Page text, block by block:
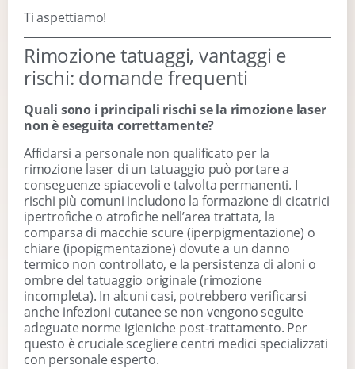
Ti aspettiamo!
Rimozione tatuaggi, vantaggi e
rischi: domande frequenti
Quali sono i principali rischi se la rimozione laser
non è eseguita correttamente?
Affidarsi a personale non qualificato per la
rimozione laser di un tatuaggio può portare a
conseguenze spiacevoli e talvolta permanenti. I
rischi più comuni includono la formazione di cicatrici
ipertrofiche o atrofiche nell’area trattata, la
comparsa di macchie scure (iperpigmentazione) o
chiare (ipopigmentazione) dovute a un danno
termico non controllato, e la persistenza di aloni o
ombre del tatuaggio originale (rimozione
incompleta). In alcuni casi, potrebbero verificarsi
anche infezioni cutanee se non vengono seguite
adeguate norme igieniche post-trattamento. Per
questo è cruciale scegliere centri medici specializzati
con personale esperto.